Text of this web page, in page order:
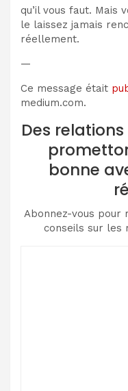
qu’il vous faut. Mais
le laissez jamais
réellement.
—
Ce message était
medium.com.
Des
bonne
Abonnez-vous pour
conseils sur les